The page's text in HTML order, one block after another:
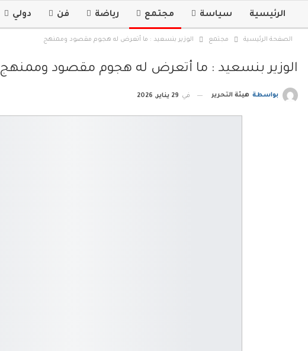
الرئيسية سياسة مجتمع رياضة فن دولي
الصفحة الرئيسية مجتمع الوزير بنسعيد : ما أتعرض له هجوم مقصود وممنهج
الوزير بنسعيد : ما أتعرض له هجوم مقصود وممنهج
بواسطة هيئة التحرير في 29 يناير, 2026